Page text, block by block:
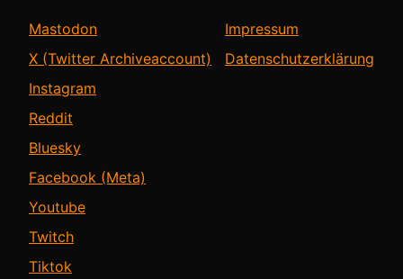
Mastodon
X (Twitter Archiveaccount)
Instagram
Reddit
Bluesky
Facebook (Meta)
Youtube
Twitch
Tiktok
Impressum
Datenschutzerklärung